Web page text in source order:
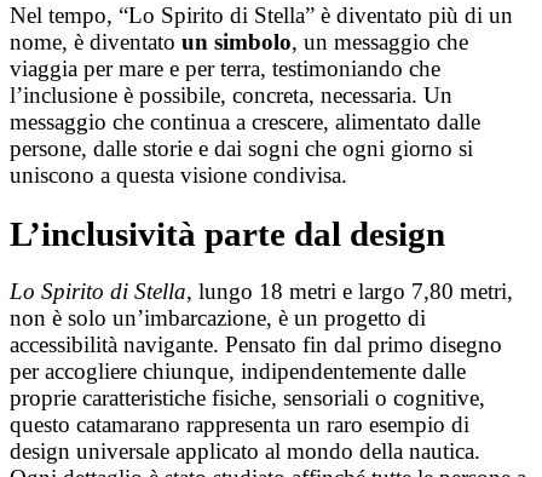
Nel tempo, “Lo Spirito di Stella” è diventato più di un
nome, è diventato un simbolo, un messaggio che
viaggia per mare e per terra, testimoniando che
l’inclusione è possibile, concreta, necessaria. Un
messaggio che continua a crescere, alimentato dalle
persone, dalle storie e dai sogni che ogni giorno si
uniscono a questa visione condivisa.
L’inclusività parte dal design
Lo Spirito di Stella, lungo 18 metri e largo 7,80 metri,
non è solo un’imbarcazione, è un progetto di
accessibilità navigante. Pensato fin dal primo disegno
per accogliere chiunque, indipendentemente dalle
proprie caratteristiche fisiche, sensoriali o cognitive,
questo catamarano rappresenta un raro esempio di
design universale applicato al mondo della nautica.